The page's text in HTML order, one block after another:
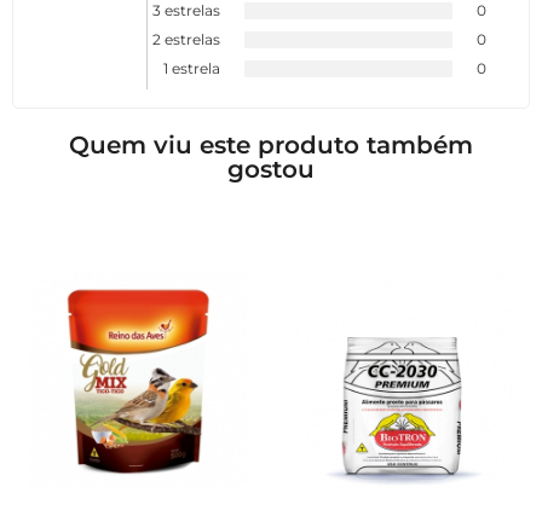
3 estrelas
0
2 estrelas
0
1 estrela
0
Quem viu este produto também
gostou